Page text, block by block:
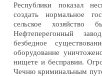
Республики показал
создать нормальное
сельское хозяйство
Нефтеперегонный
безбедное
оборудование
нищете и бесправии.
Чечню криминальным